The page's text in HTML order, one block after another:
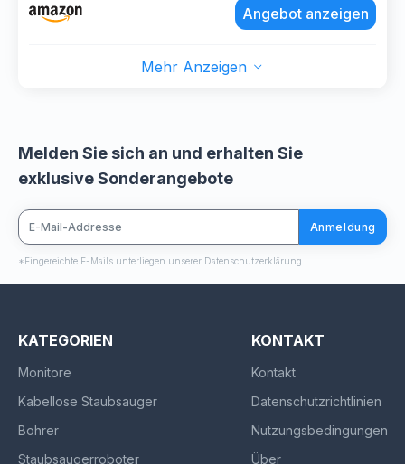
Angebot anzeigen
Mehr Anzeigen
Melden Sie sich an und erhalten Sie
exklusive Sonderangebote
Anmeldung
*Eingereichte E-Mails unterliegen unserer Datenschutzerklärung
KATEGORIEN
Monitore
Kabellose Staubsauger
Bohrer
Staubsaugerroboter
KONTAKT
Kontakt
Datenschutzrichtlinien
Nutzungsbedingungen
Über